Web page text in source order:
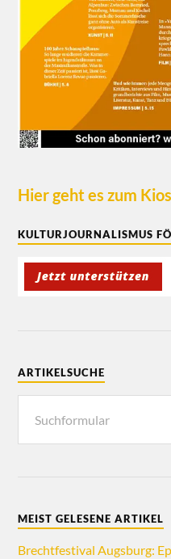
Hier geht es zum
KULTURJOURNALISMUS
ARTIKELSUCHE
MEIST GELESENE ARTIKEL
Brechtfestival Augsburg: